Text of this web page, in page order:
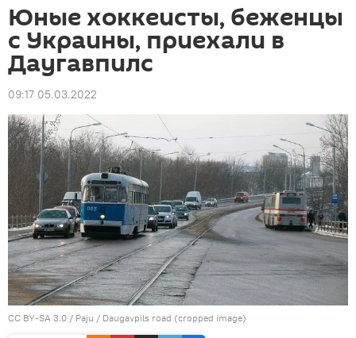
Юные хоккеисты, беженцы
с Украины, приехали в
Даугавпилс
09:17 05.03.2022
CC BY-SA 3.0 / Paju / Daugavpils road (cropped image)